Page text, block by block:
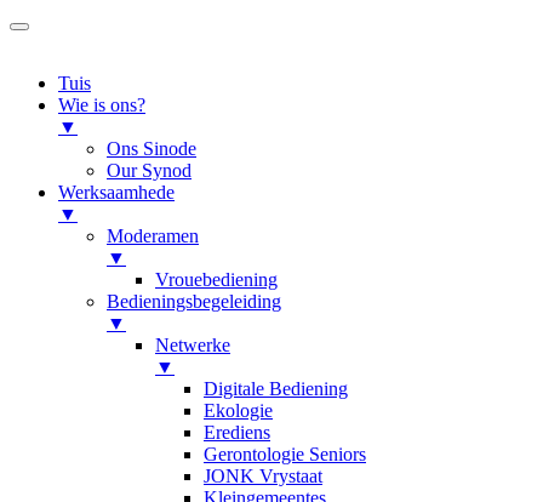
Tuis
Wie is ons?
▼
Ons Sinode
Our Synod
Werksaamhede
▼
Moderamen
▼
Vrouebediening
Bedieningsbegeleiding
▼
Netwerke
▼
Digitale Bediening
Ekologie
Erediens
Gerontologie Seniors
JONK Vrystaat
Kleingemeentes